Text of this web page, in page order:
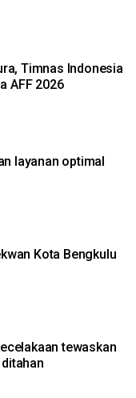
Timnas Indonesia
AFF 2026
layanan optimal
Kota Bengkulu
tewaskan